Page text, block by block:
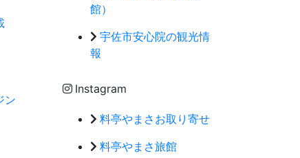
ン
館）
宇佐市安心院の観光情
報
Instagram
料亭やまさお取り寄せ
料亭やまさ旅館